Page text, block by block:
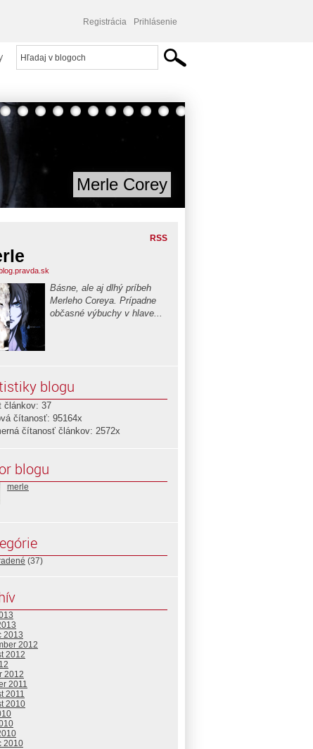
Registrácia Prihlásenie
Merle Corey
RSS
Básne, ale aj dlhý príbeh
Merleho Coreya. Prípadne
občasné výbuchy v hlave...
blogu
článkov: 37
čítanosť: 95164x
čítanosť článkov: 2572x
blogu
merle
(37)
2013
2012
2012
2012
2011
2011
2010
2010